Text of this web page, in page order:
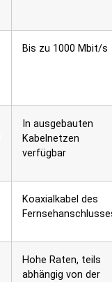
Bis zu 1000 Mbit/s
In ausgebauten
Kabelnetzen
verfügbar
Koaxialkabel des
Hohe Raten, teils
abhängig von der